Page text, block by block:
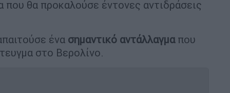
θα προκαλούσε έντονες αντιδράσεις
ένα σημαντικό αντάλλαγμαπου
στο Βερολίνο.